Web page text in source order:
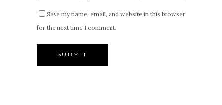
Save my name, email, and website in this browser
for the next time I comment.